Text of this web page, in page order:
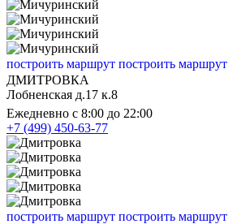
построить маршрут построить маршрут
ДМИТРОВКА
Лобненская д.17 к.8
Ежедневно с 8:00 до 22:00
+7 (499) 450-63-77
построить маршрут построить маршрут